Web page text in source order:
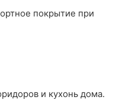
покрытие при
и кухонь дома.